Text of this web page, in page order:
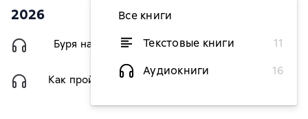
Все книги
Текстовые книги
11
Аудиокниги
16
2026
Буря над бездной 349 ₽
Как пройти в библиотеку?